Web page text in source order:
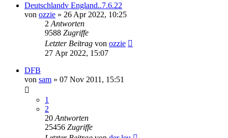
Deutschlandv England..7.6.22
von ozzie » 26 Apr 2022, 10:25
2 Antworten
9588 Zugriffe
Letzter Beitrag von ozzie
27 Apr 2022, 15:07
DFB
von sam » 07 Nov 2011, 15:51
1
2
20 Antworten
25456 Zugriffe